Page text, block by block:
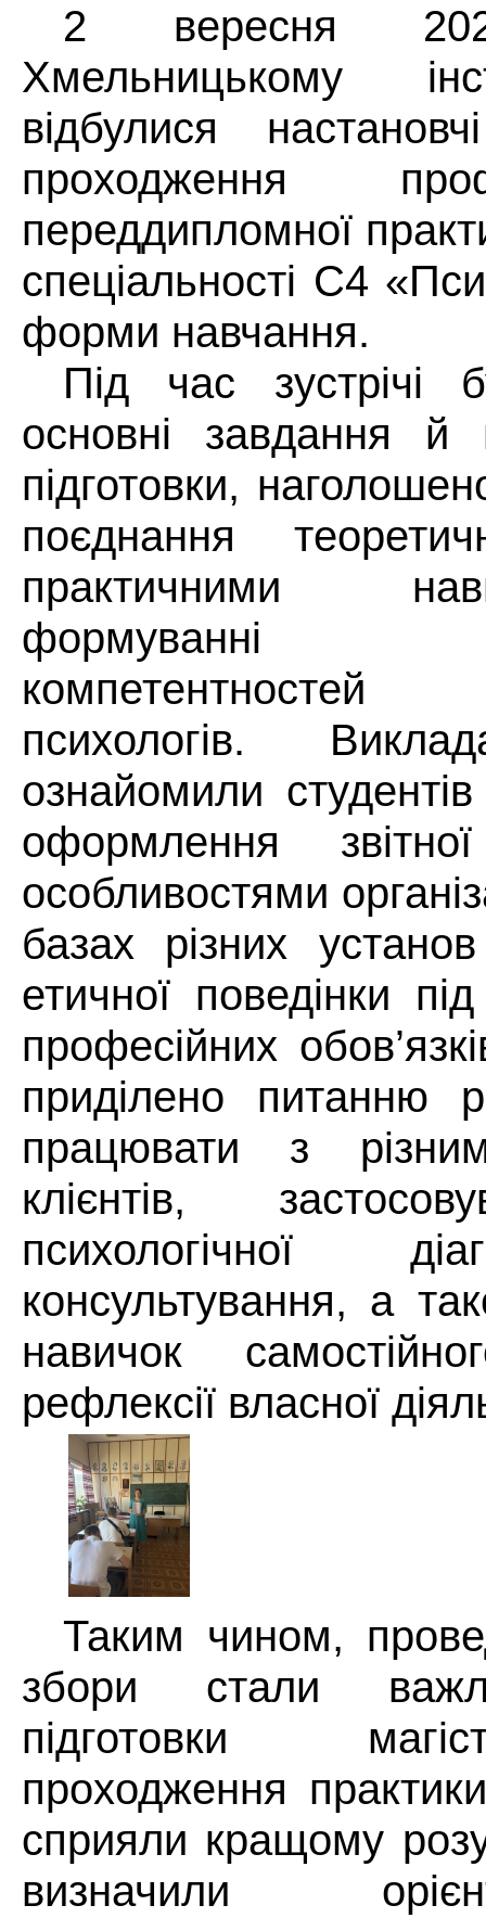
2 вересня
Хмельницькому
відбулися
проходження
переддипломної
спеціальності С4
форми навчання.
Під час зустрічі
основні завдання й
підготовки,
поєднання
практичними
формуванні
психологів.
ознайомили
оформлення
особливостями
базах різних
етичної поведінки
професійних
приділено питанню
працювати з
клієнтів,
психологічної
консультування, а
навичок
рефлексії власної
Таким чином,
збори стали
підготовки
проходження
сприяли кращому
визначили